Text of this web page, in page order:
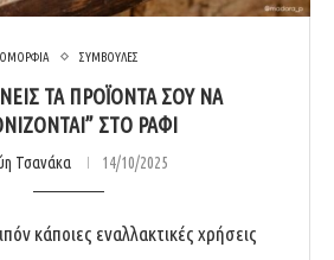
ΟΜΟΡΦΙΑ ΣΥΜΒΟΥΛΕΣ
ΤΑ ΠΡΟΪΌΝΤΑ ΣΟΥ ΝΑ
ΣΤΟ ΡΆΦΙ
Τσανάκα 14/10/2025
κάποιες εναλλακτικές χρήσεις